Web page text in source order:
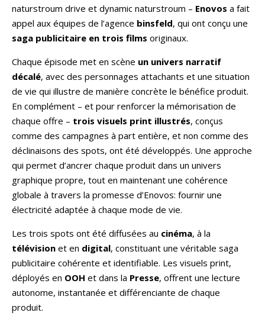
naturstroum drive et dynamic naturstroum – Enovos a fait
appel aux équipes de l’agence binsfeld, qui ont conçu une
saga publicitaire en trois films originaux.
Chaque épisode met en scène un univers narratif
décalé, avec des personnages attachants et une situation
de vie qui illustre de manière concrète le bénéfice produit.
En complément – et pour renforcer la mémorisation de
chaque offre – trois visuels print illustrés, conçus
comme des campagnes à part entière, et non comme des
déclinaisons des spots, ont été développés. Une approche
qui permet d’ancrer chaque produit dans un univers
graphique propre, tout en maintenant une cohérence
globale à travers la promesse d’Enovos: fournir une
électricité adaptée à chaque mode de vie.
Les trois spots ont été diffusées au cinéma, à la
télévision et en digital, constituant une véritable saga
publicitaire cohérente et identifiable. Les visuels print,
déployés en OOH et dans la Presse, offrent une lecture
autonome, instantanée et différenciante de chaque
produit.